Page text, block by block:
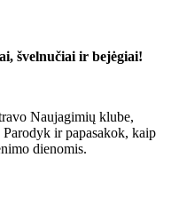
švelnučiai ir bejėgiai!
Naujagimių klube,
ir papasakok, kaip
dienomis.